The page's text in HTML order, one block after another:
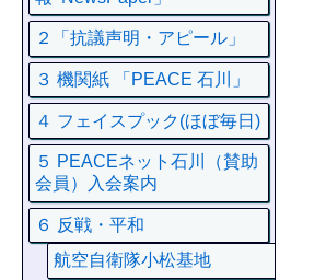
２「抗議声明・アピール」
３ 機関紙 「PEACE 石川」
４ フェイスプック(ほぼ毎日)
５ PEACEネット石川（賛助
会員）入会案内
６ 反戦・平和
航空自衛隊小松基地